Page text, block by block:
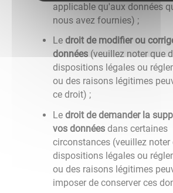
applicable qu'aux données
nous avez fournies) ;
Le droit de modifier ou
données (veuillez noter que
dispositions légales ou
ou des raisons légitimes
ce droit) ;
Ledroit de demander la
vos données dans certaines
circonstances (veuillez noter
dispositions légales ou
ou des raisons légitimes
imposer de conserver ces